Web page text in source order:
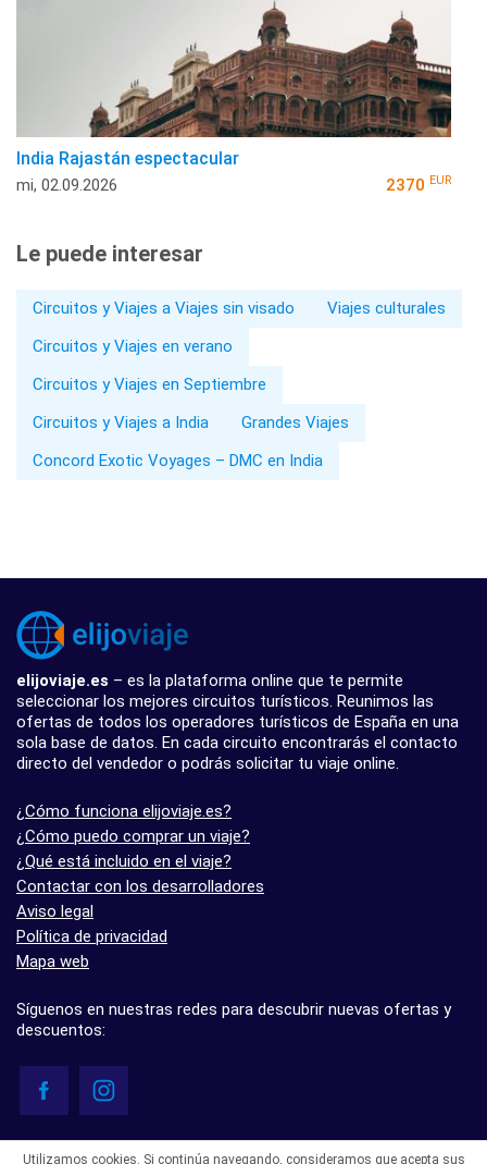
India Rajastán espectacular
mi, 02.09.2026 2370 EUR
Le puede interesar
Circuitos y Viajes a Viajes sin visado
Viajes culturales
Circuitos y Viajes en verano
Circuitos y Viajes en Septiembre
Circuitos y Viajes a India
Grandes Viajes
Concord Exotic Voyages – DMC en India
elijoviaje.es – es la plataforma online que te permite
seleccionar los mejores circuitos turísticos. Reunimos las
ofertas de todos los operadores turísticos de España en una
sola base de datos. En cada circuito encontrarás el contacto
directo del vendedor o podrás solicitar tu viaje online.
¿Cómo funciona elijoviaje.es?
¿Cómo puedo comprar un viaje?
¿Qué está incluido en el viaje?
Contactar con los desarrolladores
Aviso legal
Política de privacidad
Mapa web
Síguenos en nuestras redes para descubrir nuevas ofertas y
descuentos:
Utilizamos cookies. Si continúa navegando, consideramos que acepta sus